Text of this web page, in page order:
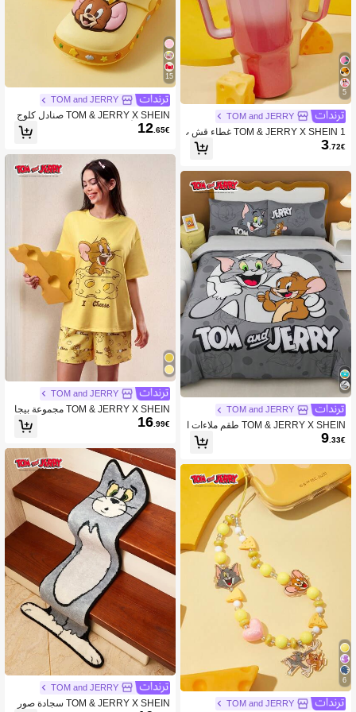
5
TOM and JERRY
TOM & JERRY X SHEIN 1 غطاء قش ب
نمط كرتوني ثلاثي الأبعاد (القش غير مشم
3.72€
TOM and JERRY
TOM & JERRY X SHEIN طقم ملاءات ا
لسرير مع طباعة الرسوم المتحركة والحر
9.33€
6
TOM and JERRY
15
TOM and JERRY
TOM & JERRY X SHEIN صنادل كلوج
كاجوال للأطفال والرضع بتصميم كرتوني
لطيف باللون الأصفر، خفيفة ومريحة من
12.65€
TOM and JERRY
TOM & JERRY X SHEIN مجموعة بيجا
مة نسائية مطبوعة برسوم كرتونية لجيري
الجبن الأصفر، قصيرة الأكمام، بيجامات ع
شيرت ربيع وصيف، مجموعة قطعتين للس
يدات
16.99€
TOM and JERRY
TOM & JERRY X SHEIN سجادة صور